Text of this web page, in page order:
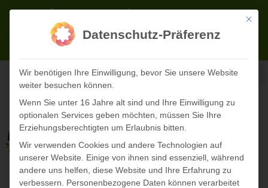
02723 71622-0 info@panopark.de
Mit
Datenschutz-Präferenz
Wir benötigen Ihre Einwilligung, bevor Sie unsere Website
weiter besuchen können.
Wenn Sie unter 16 Jahre alt sind und Ihre Einwilligung zu
optionalen Services geben möchten, müssen Sie Ihre
Erziehungsberechtigten um Erlaubnis bitten.
Wir verwenden Cookies und andere Technologien auf
unserer Website. Einige von ihnen sind essenziell, während
andere uns helfen, diese Website und Ihre Erfahrung zu
verbessern.
Personenbezogene Daten können verarbeitet